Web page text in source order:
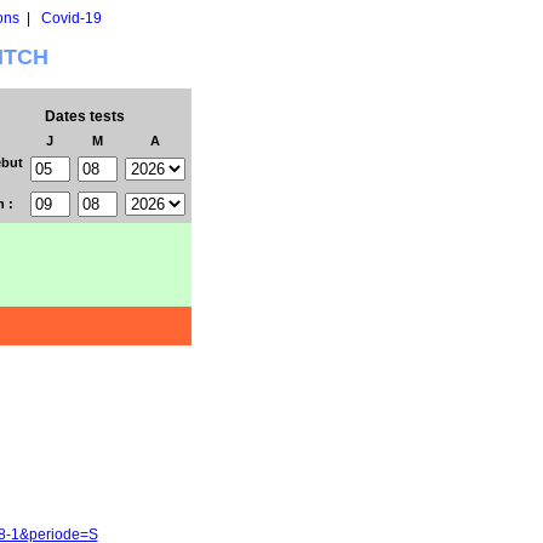
| Covid-19
Dates tests
J M
A
:
1&periode=S